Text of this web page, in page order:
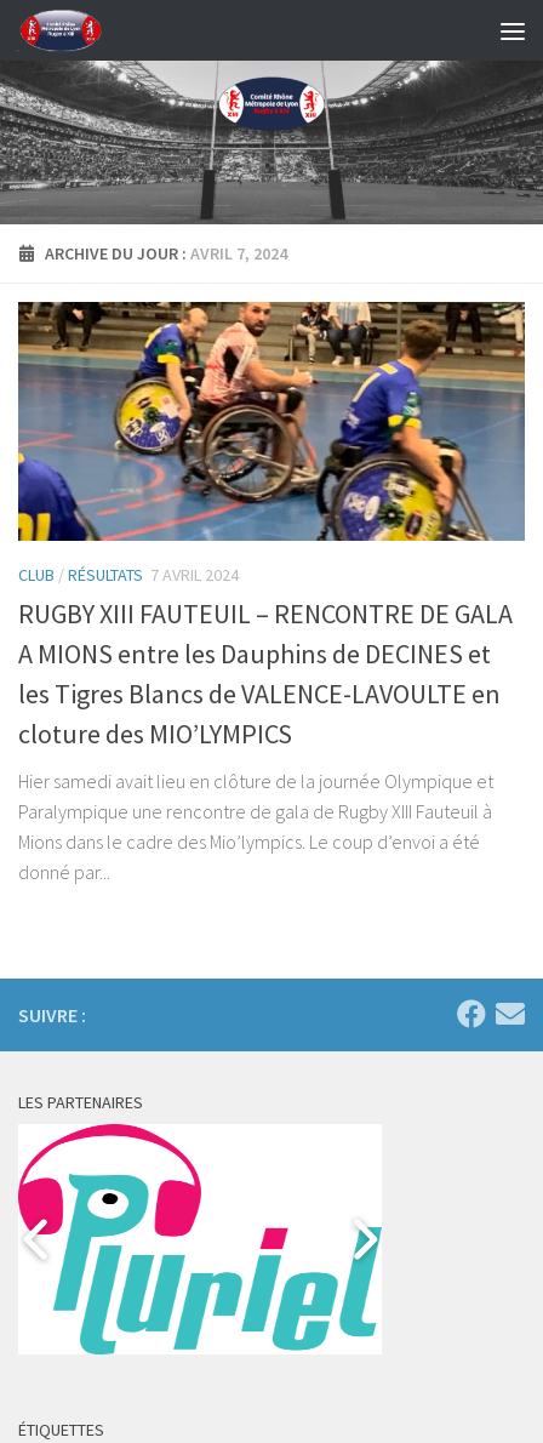
Skip to content
ARCHIVE DU JOUR : AVRIL 7, 2024
CLUB /RÉSULTATS 7 AVRIL 2024
RUGBY XIII FAUTEUIL – RENCONTRE DE GALA
A MIONS entre les Dauphins de DECINES et
les Tigres Blancs de VALENCE-LAVOULTE en
cloture des MIO’LYMPICS
Hier samedi avait lieu en clôture de la journée Olympique et
Paralympique une rencontre de gala de Rugby XIII Fauteuil à
Mions dans le cadre des Mio’lympics. Le coup d’envoi a été
donné par...
SUIVRE :
LES PARTENAIRES
ÉTIQUETTES